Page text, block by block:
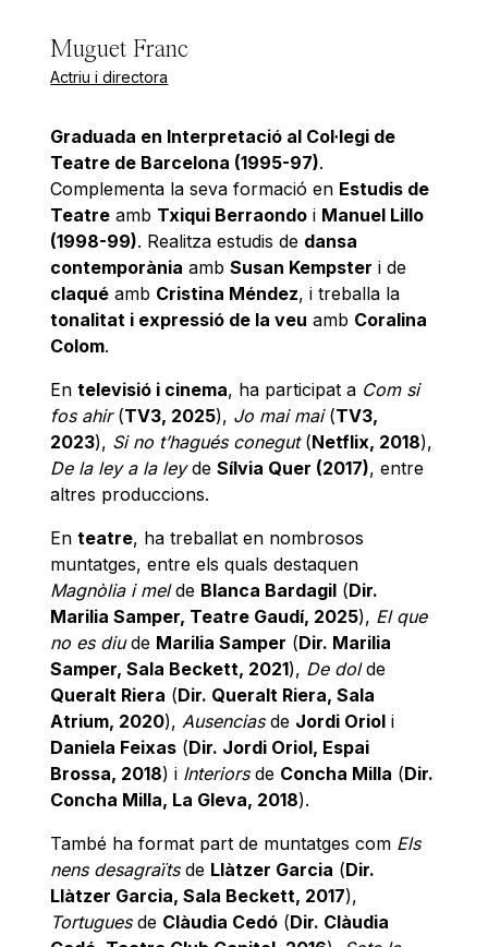
Muguet Franc
Actriu i directora
Graduada en Interpretació al Col·legi de
Teatre de Barcelona (1995-97).
Complementa la seva formació en Estudis de
Teatre amb Txiqui Berraondo i Manuel Lillo
(1998-99). Realitza estudis de dansa
contemporània ambSusan Kempster i de
claqué amb Cristina Méndez, i treballa la
tonalitat i expressió de la veu amb Coralina
Colom.
Entelevisió i cinema, ha participat a Com si
fos ahir(TV3, 2025), Jo mai mai(TV3,
2023), Si no t’hagués conegut(Netflix, 2018),
De la ley a la leydeSílvia Quer (2017), entre
altres produccions.
Enteatre, ha treballat en nombrosos
muntatges, entre els quals destaquen
Magnòlia i melde Blanca Bardagil (Dir.
Marilia Samper, Teatre Gaudí, 2025), El que
no es diude Marilia Samper (Dir. Marilia
Samper, Sala Beckett, 2021), De dolde
Queralt Riera (Dir. Queralt Riera, Sala
Atrium, 2020),Ausenciasde Jordi Oriol i
Daniela Feixas (Dir. Jordi Oriol, Espai
Brossa, 2018) i Interiorsde Concha Milla (Dir.
Concha Milla, La Gleva, 2018).
També ha format part de muntatges com Els
nens desagraïtsde Llàtzer Garcia (Dir.
Llàtzer Garcia, Sala Beckett, 2017),
Tortuguesde Clàudia Cedó (Dir. Clàudia